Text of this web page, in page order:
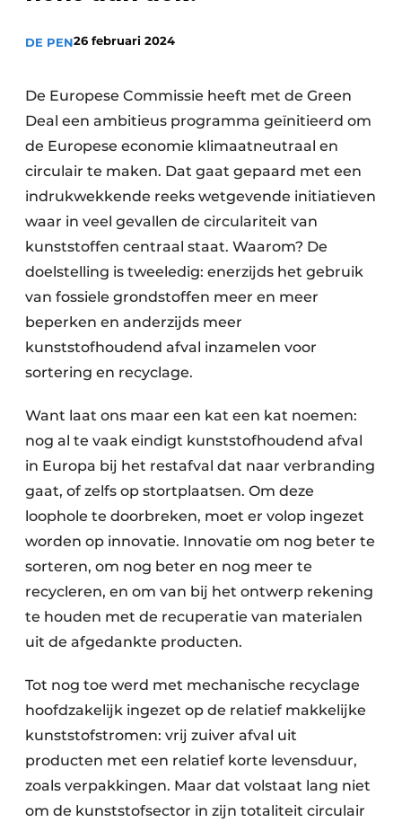
Vacature aanmelden
Video’s
Kranen
Recyclinginstallaties
Detectieapparatuur
Persen
Uitrustingsstukken
Shredders
Transportbanden
Zeven & Brekers
Bedrijfsafval
Bouw & Sloopafval
Elektronisch Afval
Kunststofafval
Medisch afval
Metaalrecyclage
DE PEN26 februari 2024
De Europese Commissie heeft met de Green
Deal een ambitieus programma geïnitieerd om
de Europese economie klimaatneutraal en
circulair te maken. Dat gaat gepaard met een
indrukwekkende reeks wetgevende initiatieven
waar in veel gevallen de circulariteit van
kunststoffen centraal staat. Waarom? De
doelstelling is tweeledig: enerzijds het gebruik
van fossiele grondstoffen meer en meer
beperken en anderzijds meer
kunststofhoudend afval inzamelen voor
sortering en recyclage.
Want laat ons maar een kat een kat noemen:
nog al te vaak eindigt kunststofhoudend afval
in Europa bij het restafval dat naar verbranding
gaat, of zelfs op stortplaatsen. Om deze
loophole te doorbreken, moet er volop ingezet
worden op innovatie. Innovatie om nog beter te
sorteren, om nog beter en nog meer te
recycleren, en om van bij het ontwerp rekening
te houden met de recuperatie van materialen
uit de afgedankte producten.
Tot nog toe werd met mechanische recyclage
hoofdzakelijk ingezet op de relatief makkelijke
kunststofstromen: vrij zuiver afval uit
producten met een relatief korte levensduur,
zoals verpakkingen. Maar dat volstaat lang niet
om de kunststofsector in zijn totaliteit circulair